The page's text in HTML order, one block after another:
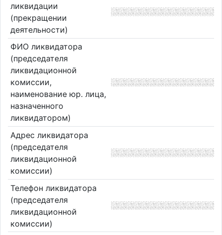
ликвидации
(прекращении
деятельности)
ФИО ликвидатора
(председателя
ликвидационной
комиссии,
наименование юр. лица,
назначенного
ликвидатором)
Адрес ликвидатора
(председателя
ликвидационной
комиссии)
Телефон ликвидатора
(председателя
ликвидационной
комиссии)